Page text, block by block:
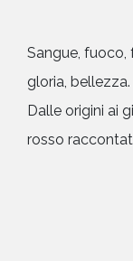
Sangue, fuoco,
gloria, bellezza.
Dalle origini ai
rosso